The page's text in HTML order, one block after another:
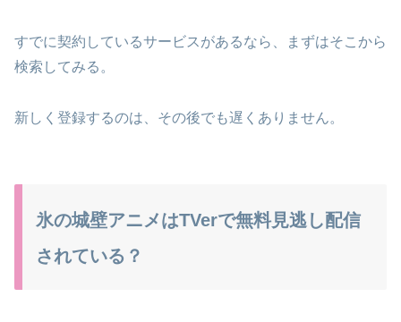
すでに契約しているサービスがあるなら、まずはそこから
検索してみる。
新しく登録するのは、その後でも遅くありません。
氷の城壁アニメはTVerで無料見逃し配信
されている？